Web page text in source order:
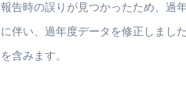
告時の誤りが見つかったため、過
伴い、過年度データを修正しました
含みます。